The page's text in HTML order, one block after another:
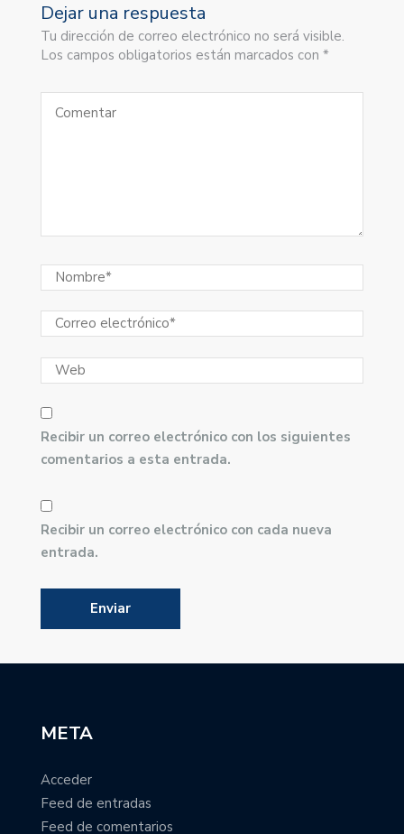
Dejar una respuesta
Tu dirección de correo electrónico no será visible.
Los campos obligatorios están marcados con *
Recibir un correo electrónico con los siguientes
comentarios a esta entrada.
Recibir un correo electrónico con cada nueva
entrada.
META
Acceder
Feed de entradas
Feed de comentarios